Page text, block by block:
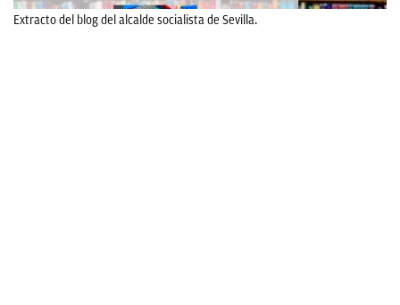
Extracto del blog del alcalde socialista de Sevilla.